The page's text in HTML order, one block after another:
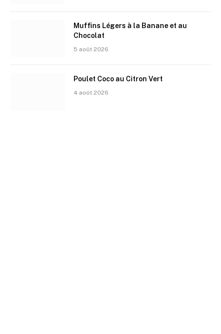
Muffins Légers à la Banane et au
Chocolat
5 août 2026
Poulet Coco au Citron Vert
4 août 2026